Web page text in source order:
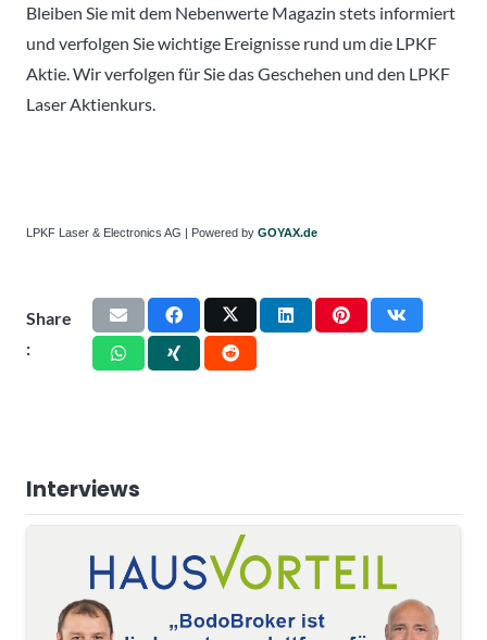
Bleiben Sie mit dem Nebenwerte Magazin stets informiert
und verfolgen Sie wichtige Ereignisse rund um die LPKF
Aktie. Wir verfolgen für Sie das Geschehen und den LPKF
Laser Aktienkurs.
LPKF Laser & Electronics AG | Powered by GOYAX.de
Share
:
Interviews